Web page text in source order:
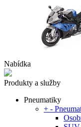
Nabídka
Produkty a služby
Pneumatiky
+ -